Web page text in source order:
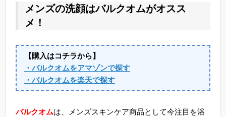
メンズの洗顔はバルクオムがオスス
メ！
【購入はコチラから】
・バルクオムをアマゾンで探す
・バルクオムを楽天で探す
バルクオムは、メンズスキンケア商品として今注目を浴